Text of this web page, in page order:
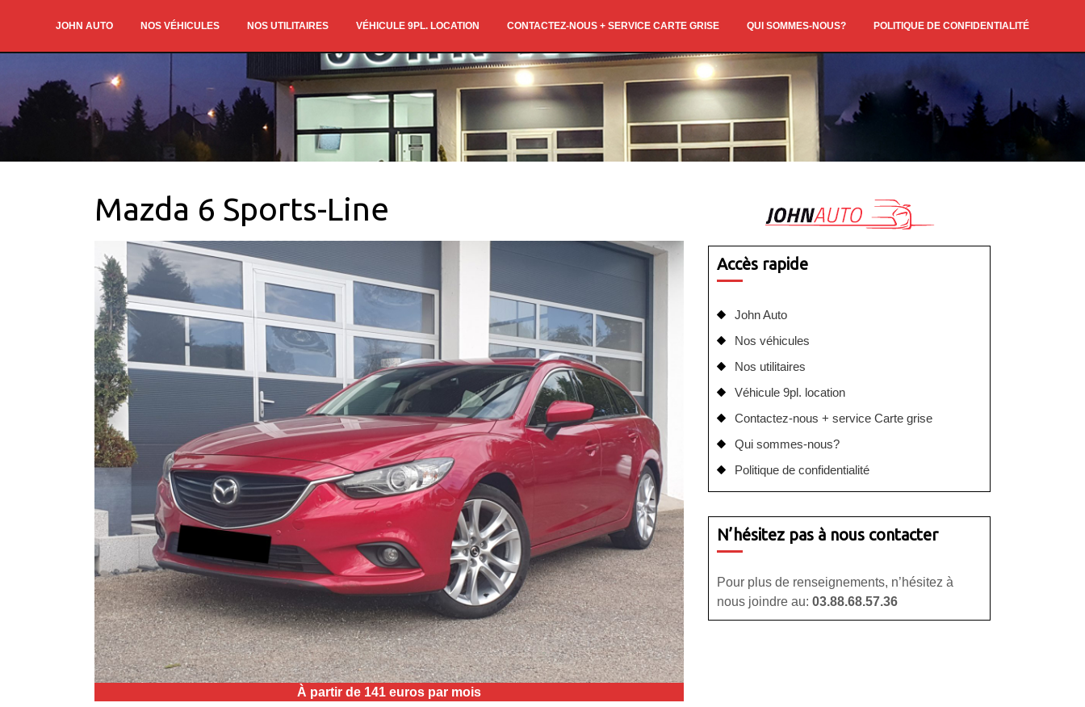
JOHN AUTO NOS VÉHICULES NOS UTILITAIRES VÉHICULE 9PL. LOCATION CONTACTEZ-NOUS + SERVICE CARTE GRISE QUI SOMMES-NOUS? POLITIQUE DE CONFIDENTIALITÉ
Mazda 6 Sports-Line
À partir de 141 euros par mois
Accès rapide
John Auto
Nos véhicules
Nos utilitaires
Véhicule 9pl. location
Contactez-nous + service Carte grise
Qui sommes-nous?
Politique de confidentialité
N’hésitez pas à nous contacter
Pour plus de renseignements, n’hésitez à
nous joindre au: 03.88.68.57.36